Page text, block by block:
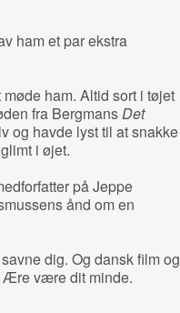
ham et par ekstra
ham. Altid sort i tøjet
fra BergmansDet
og havde lyst til at snakke
i øjet.
på Jeppe
ånd om en
dig. Og dansk film og
Ære være dit minde.